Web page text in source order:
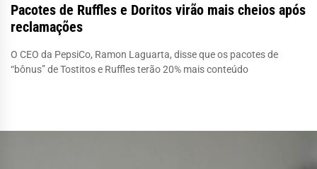
Pacotes de Ruffles e Doritos virão mais cheios após
reclamações
O CEO da PepsiCo, Ramon Laguarta, disse que os pacotes de
“bônus” de Tostitos e Ruffles terão 20% mais conteúdo